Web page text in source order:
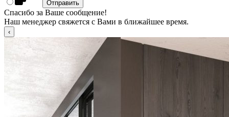
Спасибо за Ваше сообщение!
Наш менеджер свяжется с Вами в ближайшее время.